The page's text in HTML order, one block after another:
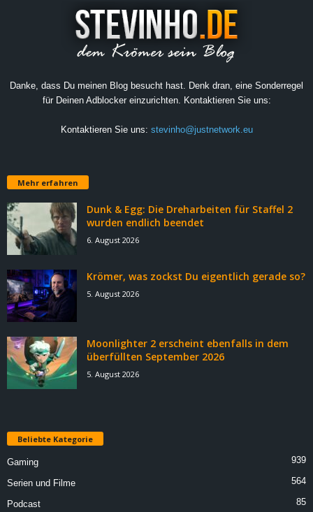
Danke, dass Du meinen Blog besucht hast. Denk dran, eine Sonderregel
für Deinen Adblocker einzurichten. Kontaktieren Sie uns:
Kontaktieren Sie uns: stevinho@justnetwork.eu
Mehr erfahren
Dunk & Egg: Die Dreharbeiten für Staffel 2
wurden endlich beendet
6. August 2026
Krömer, was zockst Du eigentlich gerade so?
5. August 2026
Moonlighter 2 erscheint ebenfalls in dem
überfüllten September 2026
5. August 2026
Beliebte Kategorie
Gaming 939
Serien und Filme 564
Podcast 85